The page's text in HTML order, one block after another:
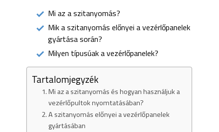
Mi az a szitanyomás?
Mik a szitanyomás előnyei a vezérlőpanelek
gyártása során?
Milyen típusúak a vezérlőpanelek?
Tartalomjegyzék
Mi az a szitanyomás és hogyan használjuk a
vezérlőpultok nyomtatásában?
A szitanyomás előnyei a vezérlőpanelek
gyártásában